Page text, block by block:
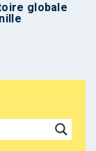
globale